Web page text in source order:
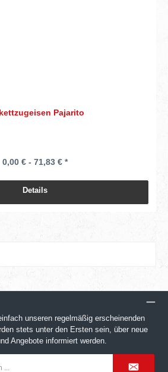
Pajarito
0,00 € - 71,83 € *
Details
unseren regelmäßig erscheinenden
stets unter den Ersten sein, über neue
Angebote informiert werden.